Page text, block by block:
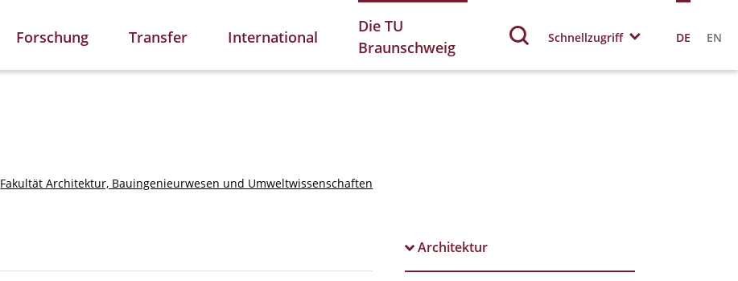
Forschung Transfer International
Die TU
Braunschweig
Schnellzugriff DE EN
Fakultät Architektur, Bauingenieurwesen und Umweltwissenschaften
Architektur